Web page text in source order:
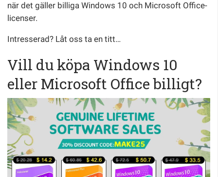
när det gäller billiga Windows 10 och Microsoft Office-
licenser.
Intresserad? Låt oss ta en titt…
Vill du köpa Windows 10
eller Microsoft Office billigt?